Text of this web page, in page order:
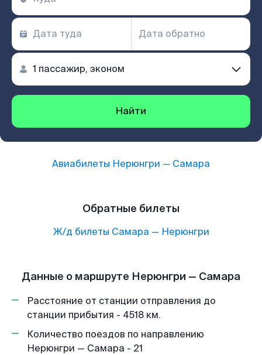
Найти
Авиабилеты Нерюнгри — Самара
Обратные билеты
Ж/д билеты Самара — Нерюнгри
Данные о маршруте Нерюнгри — Самара
Расстояние от станции отправления до
станции прибытия - 4518 км.
Количество поездов по направлению
Нерюнгри — Самара - 21